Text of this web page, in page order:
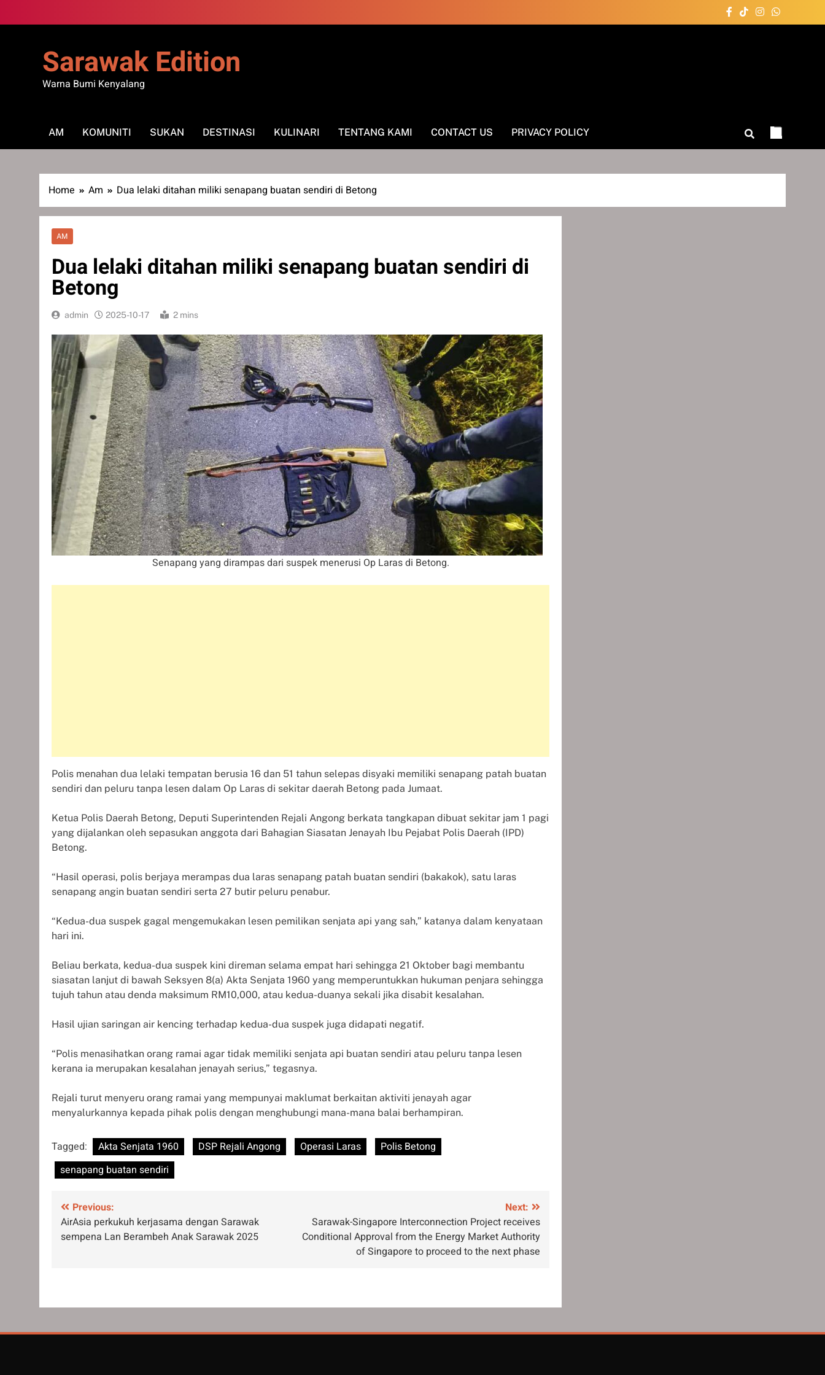
to
Sarawak Edition
Warna Bumi Kenyalang
AM KOMUNITI SUKAN DESTINASI KULINARI TENTANG KAMI CONTACT US PRIVACY POLICY
Home Am Dua lelaki ditahan miliki senapang buatan sendiri di Betong
AM
Dua lelaki ditahan miliki senapang buatan sendiri di
Betong
admin 2025-10-17 2 mins
Senapang yang dirampas dari suspek menerusi Op Laras di Betong.
Polis menahan dua lelaki tempatan berusia 16 dan 51 tahun selepas disyaki memiliki senapang patah buatan
sendiri dan peluru tanpa lesen dalam Op Laras di sekitar daerah Betong pada Jumaat.
Ketua Polis Daerah Betong, Deputi Superintenden Rejali Angong berkata tangkapan dibuat sekitar jam 1 pagi
yang dijalankan oleh sepasukan anggota dari Bahagian Siasatan Jenayah Ibu Pejabat Polis Daerah (IPD)
Betong.
“Hasil operasi, polis berjaya merampas dua laras senapang patah buatan sendiri (bakakok), satu laras
senapang angin buatan sendiri serta 27 butir peluru penabur.
“Kedua-dua suspek gagal mengemukakan lesen pemilikan senjata api yang sah,” katanya dalam kenyataan
hari ini.
Beliau berkata, kedua-dua suspek kini direman selama empat hari sehingga 21 Oktober bagi membantu
siasatan lanjut di bawah Seksyen 8(a) Akta Senjata 1960 yang memperuntukkan hukuman penjara sehingga
tujuh tahun atau denda maksimum RM10,000, atau kedua-duanya sekali jika disabit kesalahan.
Hasil ujian saringan air kencing terhadap kedua-dua suspek juga didapati negatif.
“Polis menasihatkan orang ramai agar tidak memiliki senjata api buatan sendiri atau peluru tanpa lesen
kerana ia merupakan kesalahan jenayah serius,” tegasnya.
Rejali turut menyeru orang ramai yang mempunyai maklumat berkaitan aktiviti jenayah agar
menyalurkannya kepada pihak polis dengan menghubungi mana-mana balai berhampiran.
Tagged: Akta Senjata 1960 DSP Rejali Angong Operasi Laras
Polis Betong
senapang buatan sendiri
Post
navigation
Previous:
AirAsia perkukuh kerjasama dengan Sarawak
sempena Lan Berambeh Anak Sarawak 2025
Next:
Sarawak-Singapore Interconnection Project receives
Conditional Approval from the Energy Market Authority
of Singapore to proceed to the next phase